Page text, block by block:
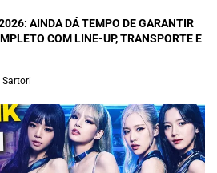
AINDA DÁ TEMPO DE GARANTIR
COM LINE-UP, TRANSPORTE E